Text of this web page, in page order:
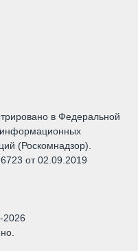
в Федеральной
информационных
(Роскомнадзор).
от 02.09.2019